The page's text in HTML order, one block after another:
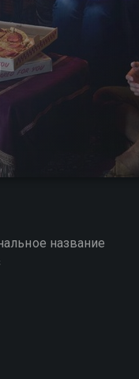
название